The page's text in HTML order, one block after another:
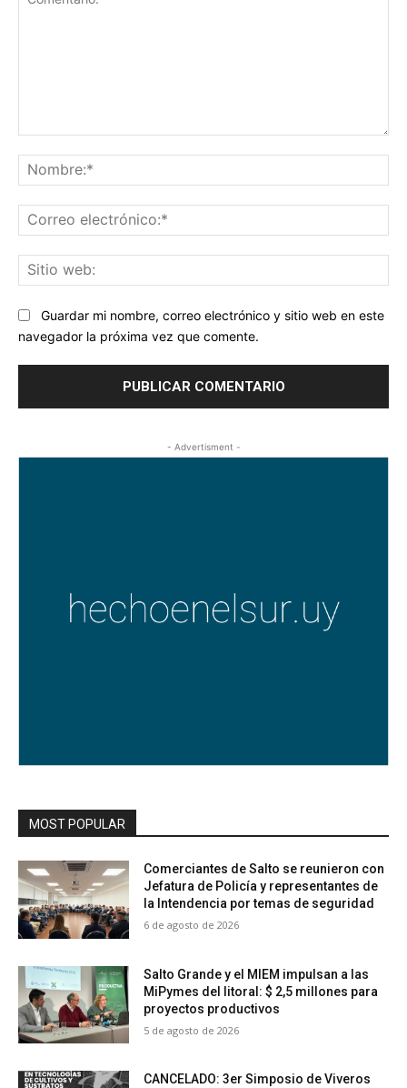
Guardar mi nombre, correo electrónico y sitio web en este
navegador la próxima vez que comente.
- Advertisment -
MOST POPULAR
Comerciantes de Salto se reunieron con
Jefatura de Policía y representantes de
la Intendencia por temas de seguridad
6 de agosto de 2026
Salto Grande y el MIEM impulsan a las
MiPymes del litoral: $ 2,5 millones para
proyectos productivos
5 de agosto de 2026
CANCELADO: 3er Simposio de Viveros